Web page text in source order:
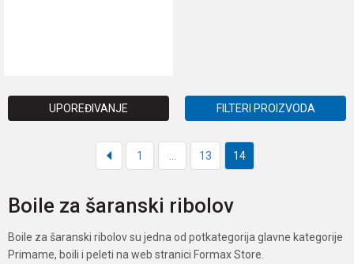
UPOREĐIVANJE FILTERI PROIZVODA
1 13 14
Boile za šaranski ribolov
Boile za šaranski ribolov su jedna od potkategorija glavne kategorije
Primame, boili i peleti na web stranici Formax Store.